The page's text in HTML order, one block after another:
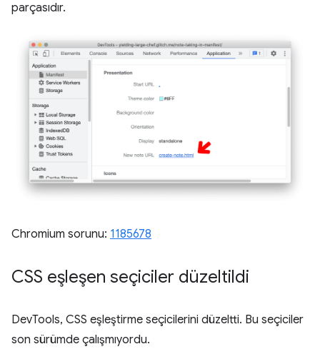
parçasıdır.
Chromium sorunu: 1185678
CSS eşleşen seçiciler düzeltildi
DevTools, CSS eşleştirme seçicilerini düzeltti. Bu seçiciler
son sürümde çalışmıyordu.